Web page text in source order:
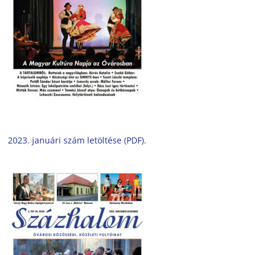
2023. januári szám letöltése (PDF).